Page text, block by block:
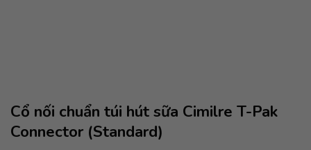
Cổ nối chuẩn túi hút sữa Cimilre T-Pak
Connector (Standard)